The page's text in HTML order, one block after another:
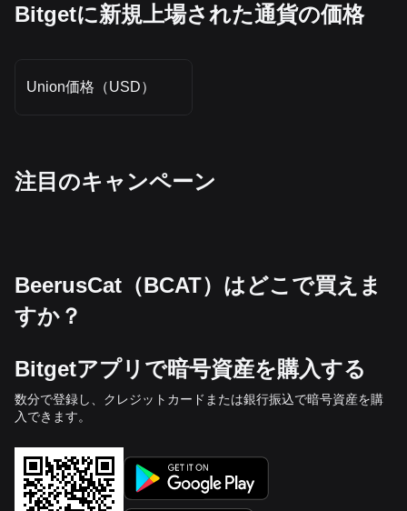
Bitgetに新規上場された通貨の価格
Union価格（USD）
‌注目のキャンペーン
BeerusCat（BCAT）はどこで買えま
すか？
Bitgetアプリで暗号資産を購入する
数分で登録し、クレジットカードまたは銀行振込で暗号資産を購
入できます。